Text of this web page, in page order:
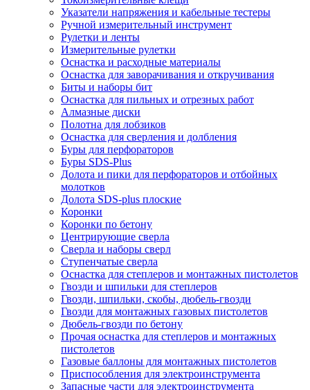
Указатели напряжения и кабельные тестеры
Ручной измерительный инструмент
Рулетки и ленты
Измерительные рулетки
Оснастка и расходные материалы
Оснастка для заворачивания и откручивания
Биты и наборы бит
Оснастка для пильных и отрезных работ
Алмазные диски
Полотна для лобзиков
Оснастка для сверления и долбления
Буры для перфораторов
Буры SDS-Plus
Долота и пики для перфораторов и отбойных
молотков
Долота SDS-plus плоские
Коронки
Коронки по бетону
Центрирующие сверла
Сверла и наборы сверл
Ступенчатые сверла
Оснастка для степлеров и монтажных пистолетов
Гвозди и шпильки для степлеров
Гвозди, шпильки, скобы, дюбель-гвозди
Гвозди для монтажных газовых пистолетов
Дюбель-гвозди по бетону
Прочая оснастка для степлеров и монтажных
пистолетов
Газовые баллоны для монтажных пистолетов
Приспособления для электроинструмента
Запасные части для электроинструмента